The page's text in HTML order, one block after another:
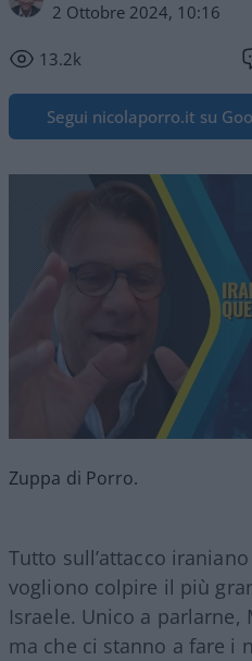
2 Ottobre 2024, 10:16
13.2k
Segui nicolaporro.it su
Zuppa di Porro.
Tutto sull’attacco
vogliono colpire il più
Israele. Unico a parlarne,
ma che ci stanno a fare i